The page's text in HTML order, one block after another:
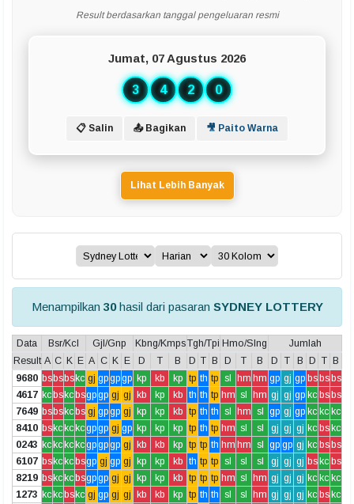
Result berdasarkan tanggal pengeluaran resmi
Jumat, 07 Agustus 2026
3 4 2 0
📋 Salin 📤 Bagikan 🎥 Paito Warna
Lihat Lebih Banyak
Menampilkan 30hasil dari pasaran SYDNEY LOTTERY
Data Bsr/Kcl Gjl/Gnp Kbng/KmpsTgh/Tpi Hmo/Slng
Jumlah
Result A C K E A C K E D T B D T B D T B D T B D T B
9680 bsbsbskc gj gpgpgp kp kb kp tp th tp sl hm hm gp gj gp bsbsbs
4617 kcbskcbsgpgp gj gj kb kp kb th th tp hm sl hm gj gj gp kc bsbs
7649 bsbskcbs gj gpgp gj kp kp kb tp th th sl hm sl gp gj gp kc kc kc
8410 bskckckcgpgp gj gp kp kp kp tp th tp hm sl sl gj gj gj kc bskc
0243 kckckckcgpgpgp gj kb kb kp tp tp th hm hm sl gp gp gj kc bsbs
6107 bskckcbsgp gj gp gj kp kp kb th tp tp sl sl sl gj gj gj bskc bs
8219 bskckcbsgpgp gj gj kp kp kb tp tp tp hm sl hm gj gj gj kc kc kc
1273 kckcbskc gj gp gj gj kb kb kp tp th th sl sl hm gj gj gj kc bskc